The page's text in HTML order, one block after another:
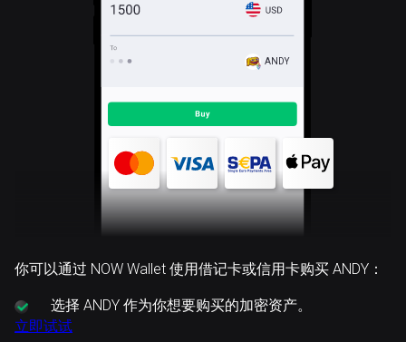
ANDY
你可以通过 NOW Wallet 使用借记卡或信用卡购买 ANDY：
选择 ANDY 作为你想要购买的加密资产。
立即试试